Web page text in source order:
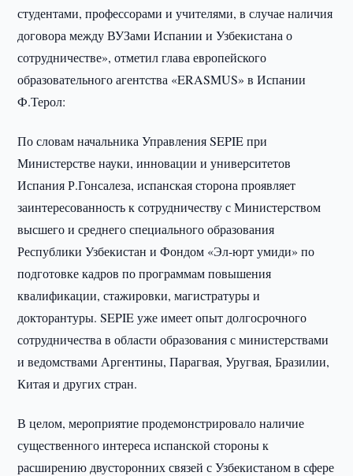
студентами, профессорами и учителями, в случае наличия
договора между ВУЗами Испании и Узбекистана о
сотрудничестве», отметил глава европейского
образовательного агентства «ERASMUS» в Испании
Ф.Терол:
По словам начальника Управления SEPIE при
Министерстве науки, инновации и университетов
Испания Р.Гонсалеза, испанская сторона проявляет
заинтересованность к сотрудничеству с Министерством
высшего и среднего специального образования
Республики Узбекистан и Фондом «Эл-юрт умиди» по
подготовке кадров по программам повышения
квалификации, стажировки, магистратуры и
докторантуры. SEPIE уже имеет опыт долгосрочного
сотрудничества в области образования с министерствами
и ведомствами Аргентины, Парагвая, Уругвая, Бразилии,
Китая и других стран.
В целом, мероприятие продемонстрировало наличие
существенного интереса испанской стороны к
расширению двусторонних связей с Узбекистаном в сфере